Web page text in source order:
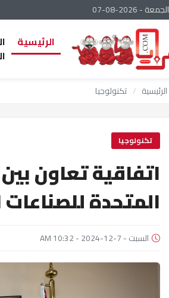
الجمعة - 2026-08-07
الرئيسية
الرئيسية / تكنولوجيا
تكنولوجيا
اتفاقية تعاون
المتحدة للصناعات
السبت - 7-12-2024 - 10:32 AM